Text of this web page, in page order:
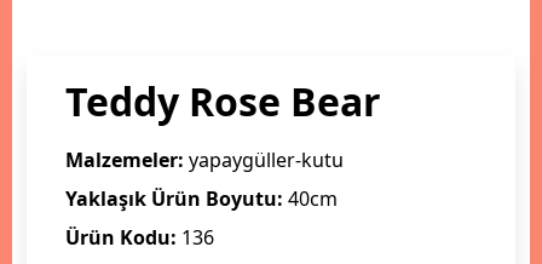
Teddy Rose Bear
Malzemeler: yapaygüller-kutu
Yaklaşık Ürün Boyutu: 40cm
Ürün Kodu: 136